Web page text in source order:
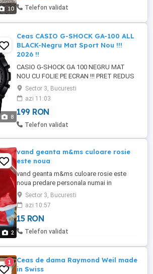
10
BUNA CALITATE EXISTENTA !!! *STOC
LA MANA SIGUR VA IESI ...
Telefon validat
8
Ceas CASIO G-SHOCK GA-100 ALL
BLACK-Negru Mat Sport Nou !!!
2026 !!
CASIO G-SHOCK GA 100 NEGRU MAT
NOU CU FOLIE PE ECRAN !!! PRET REDUS
DE LA 350 RON !! **ATENTIE !!! NU VA
LASATI PACALITI DE POZE GENERICE SI
FICTIVE - POZELE DIN ACEST ANUNT
SUNT 100% REALE SI PREZITA EFECTIV
PRODUSUL PE CARE URMEAZA SA-L
DETALIILE PE CARE ACESTA LE ...
Sector 3, Bucuresti
azi 11:03
199 RON
Telefon validat
2
vand geanta m&ms culoare rosie
este noua
vand geanta m&ms culoare rosie este
noua predare personala numai in
bucuresti in fata la mall vitan nu fac
schimb
Sector 3, Bucuresti
azi 10:57
15 RON
Telefon validat
1
Ceas de dama Raymond Weil made
in Swiss